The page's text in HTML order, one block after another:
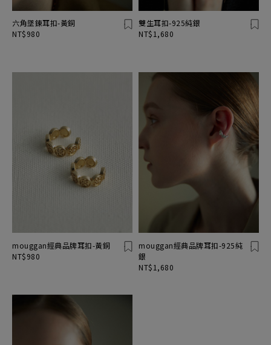
六角墜鍊耳扣-黃銅
NT$980
雙生耳扣-925純銀
NT$1,680
mouggan經典品牌耳扣-黃銅
NT$980
mouggan經典品牌耳扣-925純
銀
NT$1,680